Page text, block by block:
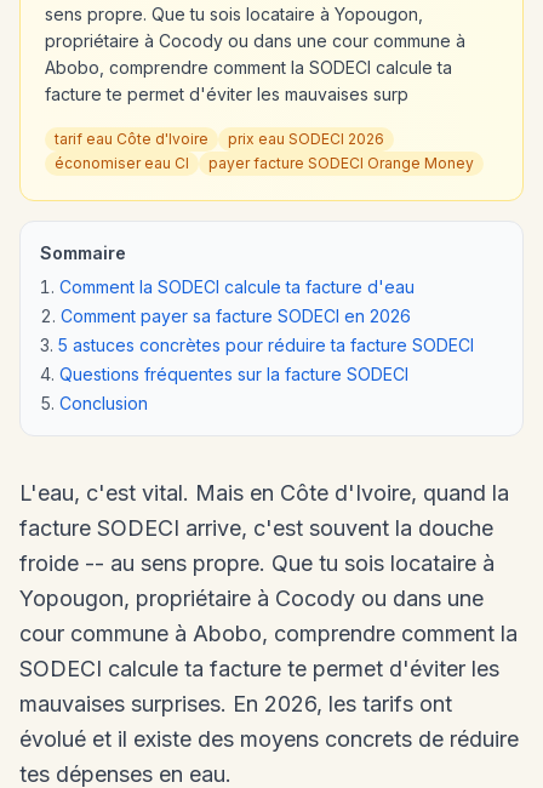
sens propre. Que tu sois locataire à Yopougon,
propriétaire à Cocody ou dans une cour commune à
Abobo, comprendre comment la SODECI calcule ta
facture te permet d'éviter les mauvaises surp
tarif eau Côte d'Ivoire
prix eau SODECI 2026
économiser eau CI
payer facture SODECI Orange Money
Sommaire
Comment la SODECI calcule ta facture d'eau
Comment payer sa facture SODECI en 2026
5 astuces concrètes pour réduire ta facture SODECI
Questions fréquentes sur la facture SODECI
Conclusion
L'eau, c'est vital. Mais en Côte d'Ivoire, quand la
facture SODECI arrive, c'est souvent la douche
froide -- au sens propre. Que tu sois locataire à
Yopougon, propriétaire à Cocody ou dans une
cour commune à Abobo, comprendre comment la
SODECI calcule ta facture te permet d'éviter les
mauvaises surprises. En 2026, les tarifs ont
évolué et il existe des moyens concrets de réduire
tes dépenses en eau.